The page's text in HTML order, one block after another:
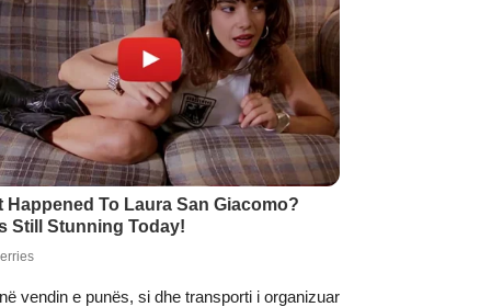
vendin e punës, si dhe transporti i organizuar